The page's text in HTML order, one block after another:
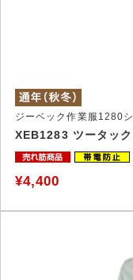
ジーベック作業服1280
XEB1283 ツータッ
¥4,400